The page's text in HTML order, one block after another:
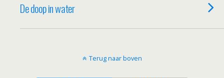
De doop in water
Terug naar boven